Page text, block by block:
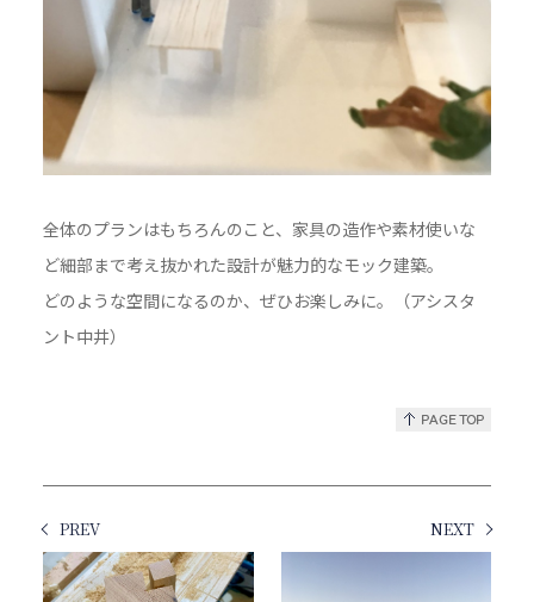
全体のプランはもちろんのこと、家具の造作や素材使いな
ど細部まで考え抜かれた設計が魅力的なモック建築。
どのような空間になるのか、ぜひお楽しみに。（アシスタ
ント中井）
PREV NEXT